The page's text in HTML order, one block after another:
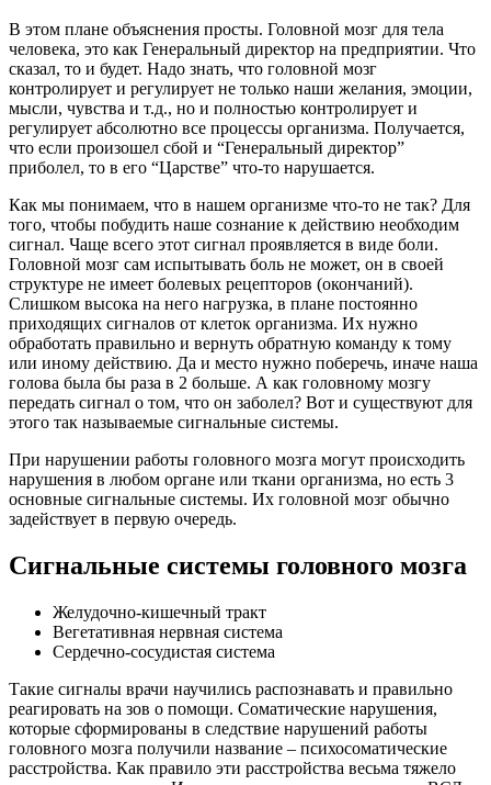
В этом плане объяснения просты. Головной мозг для тела
человека, это как Генеральный директор на предприятии. Что
сказал, то и будет. Надо знать, что головной мозг
контролирует и регулирует не только наши желания, эмоции,
мысли, чувства и т.д., но и полностью контролирует и
регулирует абсолютно все процессы организма. Получается,
что если произошел сбой и “Генеральный директор”
приболел, то в его “Царстве” что-то нарушается.
Как мы понимаем, что в нашем организме что-то не так? Для
того, чтобы побудить наше сознание к действию необходим
сигнал. Чаще всего этот сигнал проявляется в виде боли.
Головной мозг сам испытывать боль не может, он в своей
структуре не имеет болевых рецепторов (окончаний).
Слишком высока на него нагрузка, в плане постоянно
приходящих сигналов от клеток организма. Их нужно
обработать правильно и вернуть обратную команду к тому
или иному действию. Да и место нужно поберечь, иначе наша
голова была бы раза в 2 больше. А как головному мозгу
передать сигнал о том, что он заболел? Вот и существуют для
этого так называемые сигнальные системы.
При нарушении работы головного мозга могут происходить
нарушения в любом органе или ткани организма, но есть 3
основные сигнальные системы. Их головной мозг обычно
задействует в первую очередь.
Сигнальные системы головного мозга
Желудочно-кишечный тракт
Вегетативная нервная система
Сердечно-сосудистая система
Такие сигналы врачи научились распознавать и правильно
реагировать на зов о помощи. Соматические нарушения,
которые сформированы в следствие нарушений работы
головного мозга получили название – психосоматические
расстройства. Как правило эти расстройства весьма тяжело